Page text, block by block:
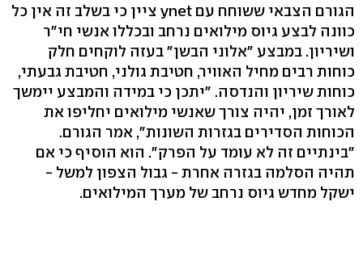
הגורם הצבאי ששוחח עם ynet ציין כי בשלב זה אין כל
כוונה לבצע גיוס מילואים נרחב ובכללו אנשי חי"ר
ושיריון. במבצע "אלוני הבשן" בעזה לוקחים חלק
כוחות רבים מחיל האוויר, חטיבת גולני, חטיבת גבעתי,
כוחות שיריון והנדסה. "יתכן כי במידה והמבצע יימשך
לאורך זמן, יהיה צורך שאנשי מילואים יחליפו את
הכוחות הסדירים בגזרות השונות", אמר הגורם.
"בינתיים זה לא עומד על הפרק". הוא הוסיף כי אם
תהיה הסלמה בגזרה אחרת - גבול הצפון למשל -
ישקל מחדש גיוס נרחב של מערך המילואים.